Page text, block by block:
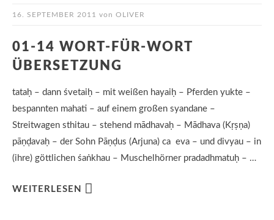
16. SEPTEMBER 2011 von OLIVER
01-14 WORT-FÜR-WORT
ÜBERSETZUNG
tataḥ – dann śvetaiḥ – mit weißen hayaiḥ – Pferden yukte –
bespannten mahati – auf einem großen syandane –
Streitwagen sthitau – stehend mādhavaḥ – Mādhava (Kṛṣṇa)
pāṇḍavaḥ – der Sohn Pāṇḍus (Arjuna) ca eva – und divyau – in
(ihre) göttlichen śaṅkhau – Muschelhörner pradadhmatuḥ – …
WEITERLESEN